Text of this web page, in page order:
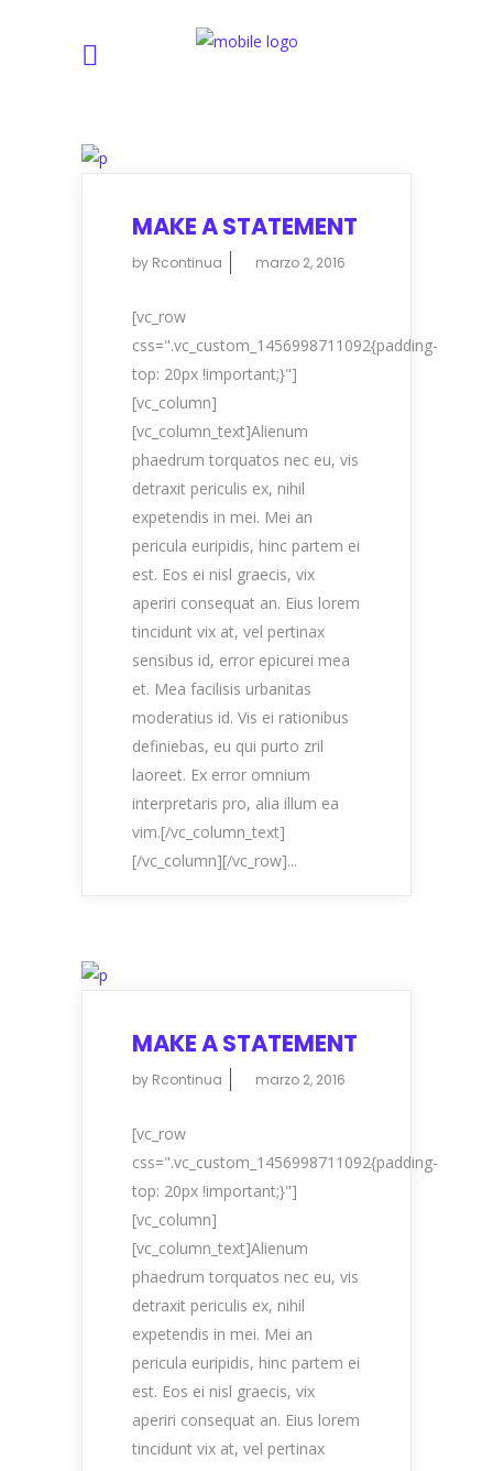
MAKE A STATEMENT
by Rcontinua marzo 2, 2016
[vc_row
css=".vc_custom_1456998711092{padding-
top: 20px !important;}"]
[vc_column]
[vc_column_text]Alienum
phaedrum torquatos nec eu, vis
detraxit periculis ex, nihil
expetendis in mei. Mei an
pericula euripidis, hinc partem ei
est. Eos ei nisl graecis, vix
aperiri consequat an. Eius lorem
tincidunt vix at, vel pertinax
sensibus id, error epicurei mea
et. Mea facilisis urbanitas
moderatius id. Vis ei rationibus
definiebas, eu qui purto zril
laoreet. Ex error omnium
interpretaris pro, alia illum ea
vim.[/vc_column_text]
[/vc_column][/vc_row]...
MAKE A STATEMENT
by Rcontinua marzo 2, 2016
[vc_row
css=".vc_custom_1456998711092{padding-
top: 20px !important;}"]
[vc_column]
[vc_column_text]Alienum
phaedrum torquatos nec eu, vis
detraxit periculis ex, nihil
expetendis in mei. Mei an
pericula euripidis, hinc partem ei
est. Eos ei nisl graecis, vix
aperiri consequat an. Eius lorem
tincidunt vix at, vel pertinax